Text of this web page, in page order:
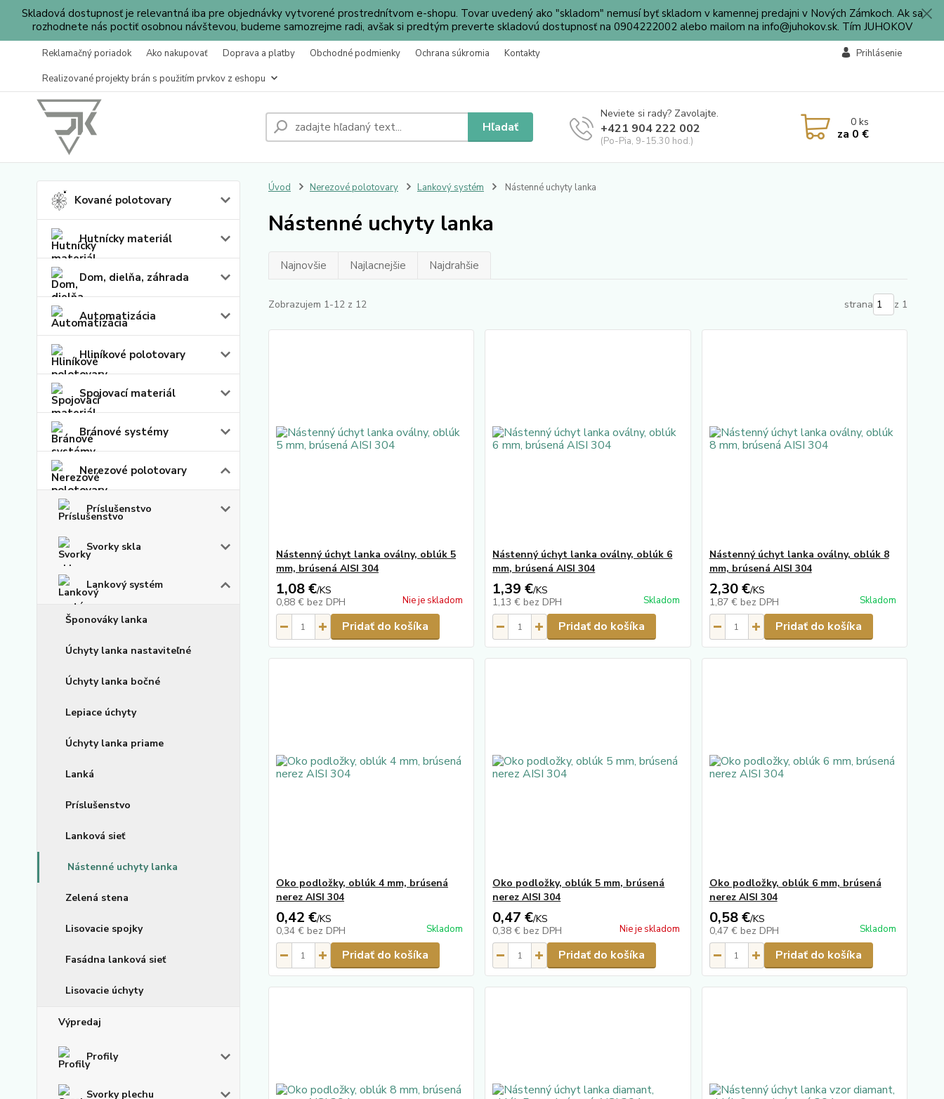
Skladová dostupnosť je relevantná iba pre objednávky vytvorené prostrednítvom e-shopu. Tovar uvedený ako "skladom" nemusí byť skladom v kamennej predajni v Nových Zámkoch. Ak sa
rozhodnete nás poctiť osobnou návštevou, budeme samozrejme radi, avšak si predtým preverte skladovú dostupnosť na 0904222002 alebo mailom na info@juhokov.sk. Tím JUHOKOV
Reklamačný poriadok Ako nakupovať Doprava a platby Obchodné podmienky Ochrana súkromia
Kontakty
Realizované projekty brán s použitím prvkov z eshopu
Prihlásenie
Hľadať
Neviete si rady? Zavolajte.
+421 904 222 002
(Po-Pia, 9-15.30 hod.)
0ks
za 0 €
Kované polotovary
Hutnícky materiál
Dom, dielňa, záhrada
Automatizácia
Hliníkové polotovary
Spojovací materiál
Bránové systémy
Nerezové polotovary
Príslušenstvo
Svorky skla
Lankový systém
Šponováky lanka
Úchyty lanka nastaviteľné
Úchyty lanka bočné
Lepiace úchyty
Úchyty lanka priame
Lanká
Príslušenstvo
Lanková sieť
Nástenné uchyty lanka
Zelená stena
Lisovacie spojky
Fasádna lanková sieť
Lisovacie úchyty
Výpredaj
Profily
Svorky plechu
Úvod Nerezové polotovary Lankový systém Nástenné uchyty lanka
Nástenné uchyty lanka
Najnovšie Najlacnejšie Najdrahšie
Zobrazujem 1-12 z 12 strana z 1
Nástenný úchyt lanka oválny, oblúk 5
mm, brúsená AISI 304
1,08 €/KS
0,88 € bez DPH Nie je skladom
Pridať do košíka
Nástenný úchyt lanka oválny, oblúk 6
mm, brúsená AISI 304
1,39 €/KS
1,13 € bez DPH Skladom
Pridať do košíka
Nástenný úchyt lanka oválny, oblúk 8
mm, brúsená AISI 304
2,30 €/KS
1,87 € bez DPH Skladom
Pridať do košíka
Oko podložky, oblúk 4 mm, brúsená
nerez AISI 304
0,42 €/KS
0,34 € bez DPH Skladom
Pridať do košíka
Oko podložky, oblúk 5 mm, brúsená
nerez AISI 304
0,47 €/KS
0,38 € bez DPH Nie je skladom
Pridať do košíka
Oko podložky, oblúk 6 mm, brúsená
nerez AISI 304
0,58 €/KS
0,47 € bez DPH Skladom
Pridať do košíka